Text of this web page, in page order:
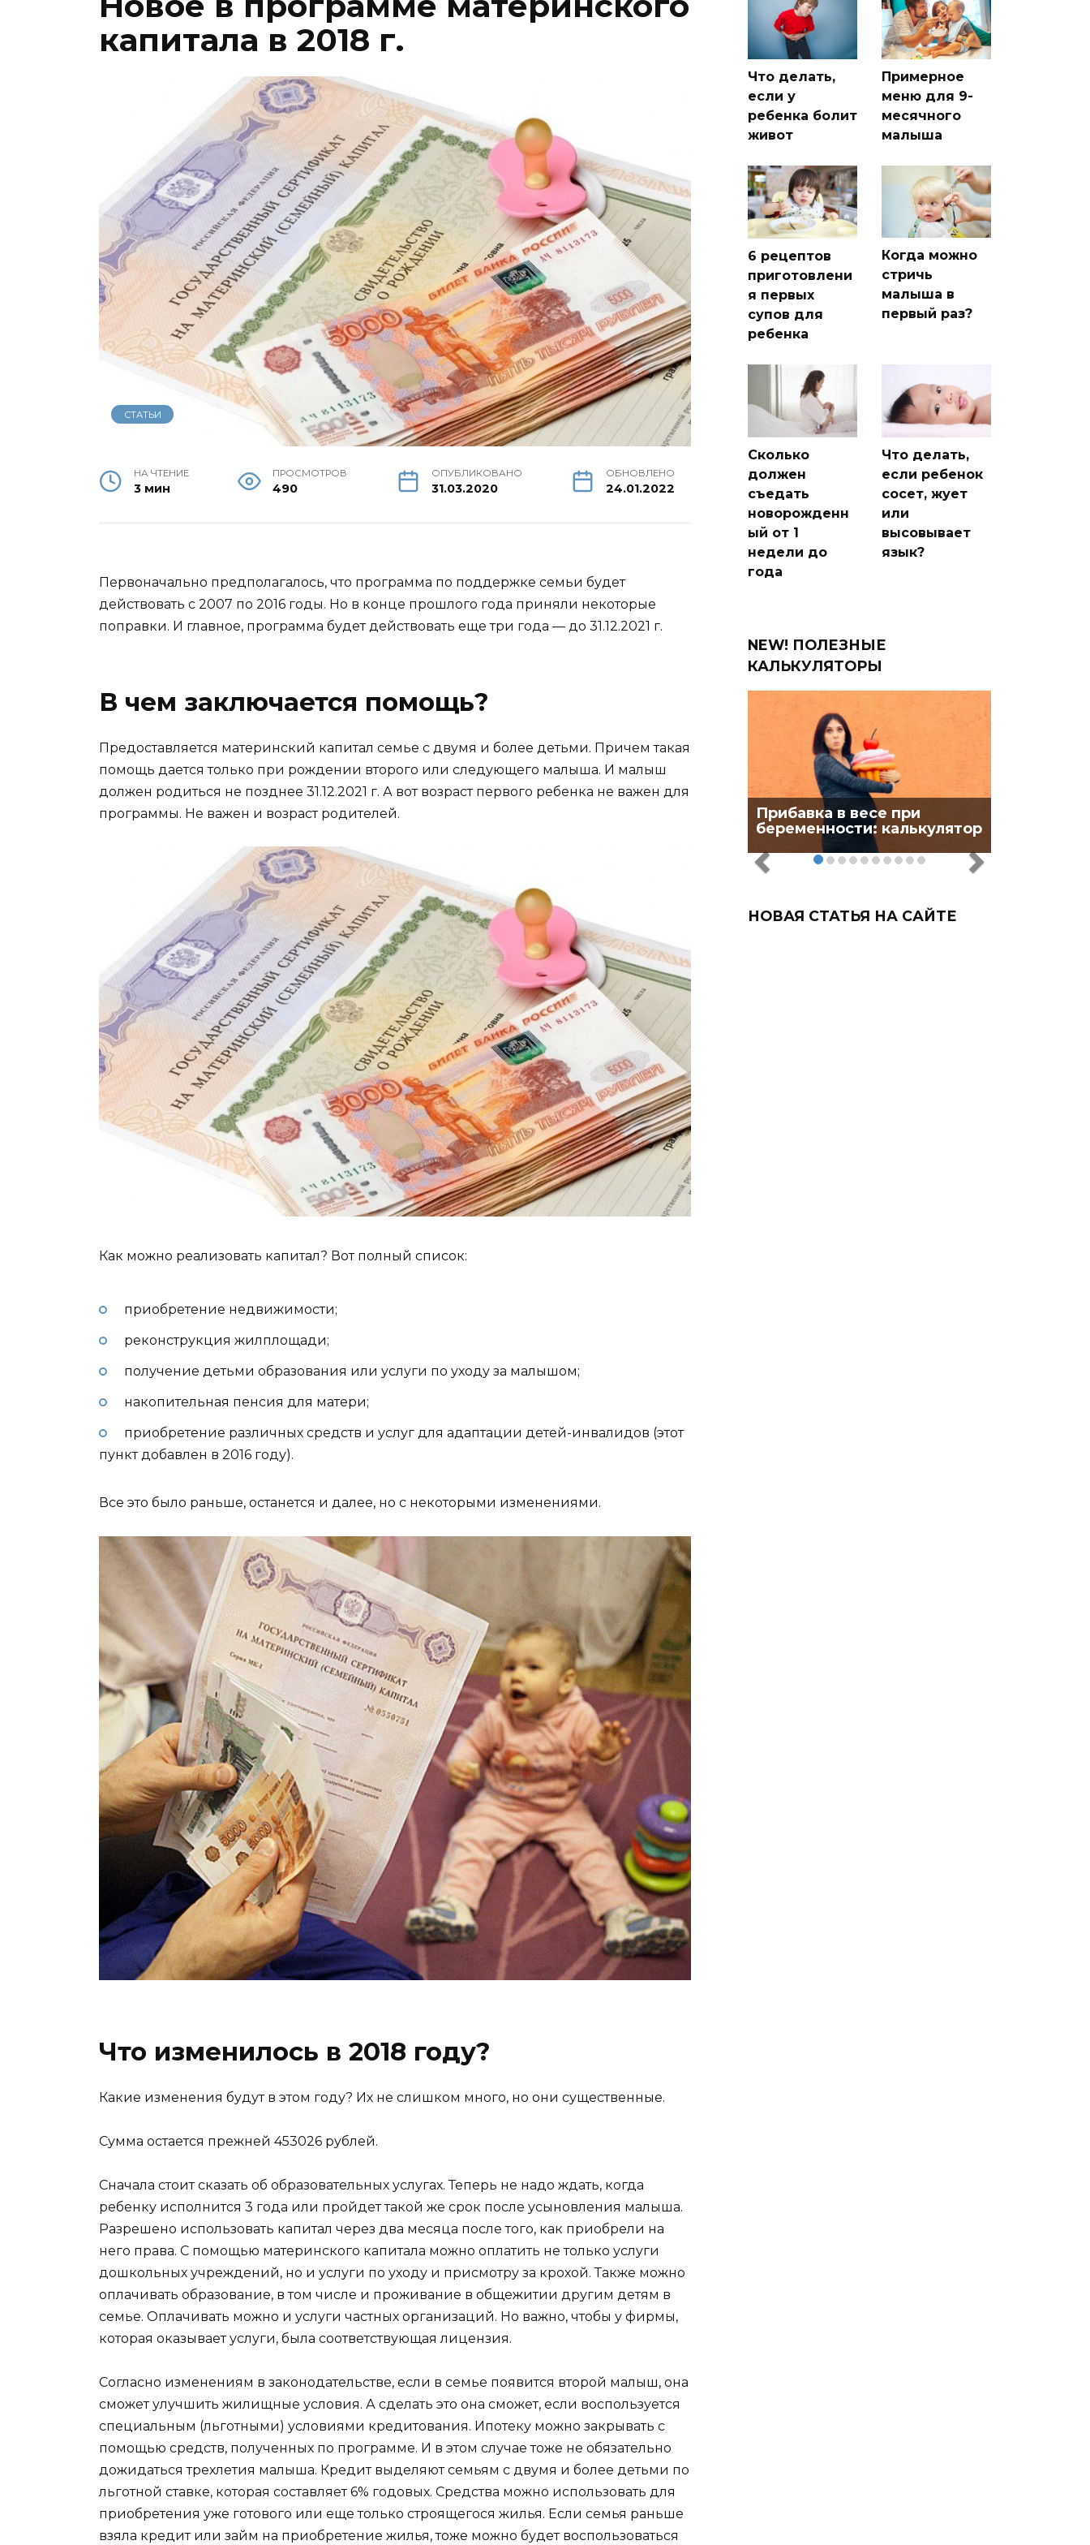
капитала в 2018 г.
СТАТЬИ
НА ЧТЕНИЕ
3 мин
ПРОСМОТРОВ
490
ОПУБЛИКОВАНО
31.03.2020
ОБНОВЛЕНО
24.01.2022
Первоначально предполагалось, что программа по поддержке семьи будет
действовать с 2007 по 2016 годы. Но в конце прошлого года приняли некоторые
поправки. И главное, программа будет действовать еще три года — до 31.12.2021 г.
В чем заключается помощь?
Предоставляется материнский капитал семье с двумя и более детьми. Причем такая
помощь дается только при рождении второго или следующего малыша. И малыш
должен родиться не позднее 31.12.2021 г. А вот возраст первого ребенка не важен для
программы. Не важен и возраст родителей.
Как можно реализовать капитал? Вот полный список:
приобретение недвижимости;
реконструкция жилплощади;
получение детьми образования или услуги по уходу за малышом;
накопительная пенсия для матери;
приобретение различных средств и услуг для адаптации детей-инвалидов (этот
пункт добавлен в 2016 году).
Все это было раньше, останется и далее, но с некоторыми изменениями.
Что изменилось в 2018 году?
Какие изменения будут в этом году? Их не слишком много, но они существенные.
Сумма остается прежней 453026 рублей.
Сначала стоит сказать об образовательных услугах. Теперь не надо ждать, когда
ребенку исполнится 3 года или пройдет такой же срок после усыновления малыша.
Разрешено использовать капитал через два месяца после того, как приобрели на
него права. С помощью материнского капитала можно оплатить не только услуги
дошкольных учреждений, но и услуги по уходу и присмотру за крохой. Также можно
оплачивать образование, в том числе и проживание в общежитии другим детям в
семье. Оплачивать можно и услуги частных организаций. Но важно, чтобы у фирмы,
которая оказывает услуги, была соответствующая лицензия.
Согласно изменениям в законодательстве, если в семье появится второй малыш, она
сможет улучшить жилищные условия. А сделать это она сможет, если воспользуется
специальным (льготными) условиями кредитования. Ипотеку можно закрывать с
помощью средств, полученных по программе. И в этом случае тоже не обязательно
дожидаться трехлетия малыша. Кредит выделяют семьям с двумя и более детьми по
льготной ставке, которая составляет 6% годовых. Средства можно использовать для
приобретения уже готового или еще только строящегося жилья. Если семья раньше
взяла кредит или займ на приобретение жилья, тоже можно будет воспользоваться
Что делать,
если у
ребенка болит
живот
Примерное
меню для 9-
месячного
малыша
6 рецептов
приготовлени
я первых
супов для
ребенка
Когда можно
стричь
малыша в
первый раз?
Сколько
должен
съедать
новорожденн
ый от 1
недели до
года
Что делать,
если ребенок
сосет, жует
или
высовывает
язык?
NEW! ПОЛЕЗНЫЕ
КАЛЬКУЛЯТОРЫ
Прибавка в весе при
беременности: калькулятор
НОВАЯ СТАТЬЯ НА САЙТЕ